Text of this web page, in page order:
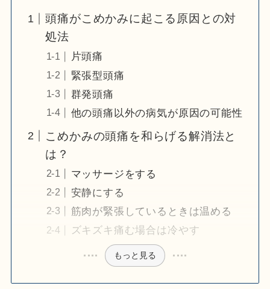
頭痛がこめかみに起こる原因との対
処法
片頭痛
緊張型頭痛
群発頭痛
他の頭痛以外の病気が原因の可能性
こめかみの頭痛を和らげる解消法と
は？
マッサージをする
安静にする
筋肉が緊張しているときは温める
ズキズキ痛む場合は冷やす
もっと見る